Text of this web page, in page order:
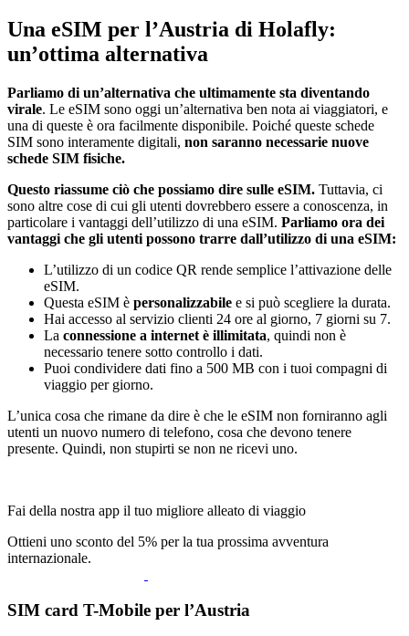
Una eSIM per l’Austria di Holafly:
un’ottima alternativa
Parliamo di un’alternativa che ultimamente sta diventando
virale. Le eSIM sono oggi un’alternativa ben nota ai viaggiatori, e
una di queste è ora facilmente disponibile. Poiché queste schede
SIM sono interamente digitali, non saranno necessarie nuove
schede SIM fisiche.
Questo riassume ciò che possiamo dire sulle eSIM. Tuttavia, ci
sono altre cose di cui gli utenti dovrebbero essere a conoscenza, in
particolare i vantaggi dell’utilizzo di una eSIM. Parliamo ora dei
vantaggi che gli utenti possono trarre dall’utilizzo di una eSIM:
L’utilizzo di un codice QR rende semplice l’attivazione delle
eSIM.
Questa eSIM è personalizzabile e si può scegliere la durata.
Hai accesso al servizio clienti 24 ore al giorno, 7 giorni su 7.
La connessione a internet è illimitata, quindi non è
necessario tenere sotto controllo i dati.
Puoi condividere dati fino a 500 MB con i tuoi compagni di
viaggio per giorno.
L’unica cosa che rimane da dire è che le eSIM non forniranno agli
utenti un nuovo numero di telefono, cosa che devono tenere
presente. Quindi, non stupirti se non ne ricevi uno.
Fai della nostra app il tuo migliore alleato di viaggio
Ottieni uno sconto del 5% per la tua prossima avventura
internazionale.
SIM card T-Mobile per l’Austria